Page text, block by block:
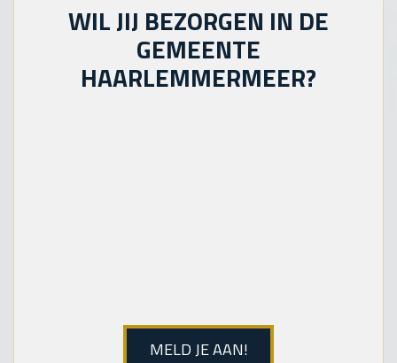
WIL JIJ BEZORGEN IN DE
GEMEENTE
HAARLEMMERMEER?
MELD JE AAN!